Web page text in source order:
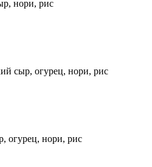
нори, рис
сыр, огурец, нори, рис
огурец, нори, рис